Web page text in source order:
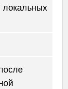
локальных